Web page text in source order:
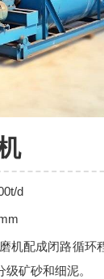
d
机配成闭路循环
矿砂和细泥。